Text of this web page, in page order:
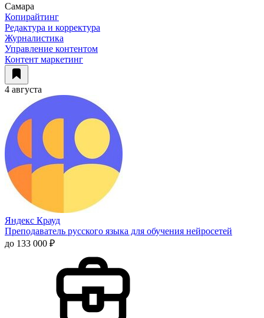
Самара
Копирайтинг
Редактура и корректура
Журналистика
Управление контентом
Контент маркетинг
4 августа
Яндекс Крауд
Преподаватель русского языка для обучения нейросетей
до 133 000 ₽